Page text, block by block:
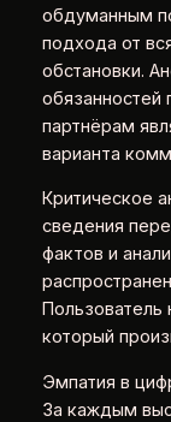
обдуманным
подхода от
обстановки.
партнёрам
варианта
Критическое
сведения
фактов и
Пользователь
который
Эмпатия в
За каждым